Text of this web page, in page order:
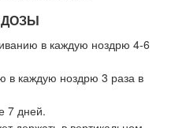
в каждую ноздрю 4-6
в каждую ноздрю 3 раза в
7 дней.